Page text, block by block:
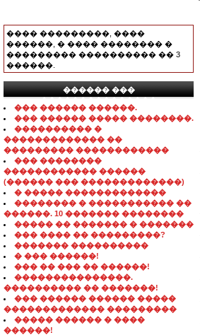
���� ���������, ����
������, � ���� �������� �
��������� ���������� �� 3
������.
������ ���
���������������
��� ������ ������.
��� ������ ����� ��������.
���������� �
������������� ��
��������� ������������
��� ��������
������������ ������
(������ ��� �������������)
� ����� �������������
�������� � ����������� ��
������. 10 ������� ��������
����� �� ������� � �������
��� ���� �� ���������?
������� ����������
� ��� ������!
��� �� ��� �� ������!
���������������.
���������� �� �������!
��� ������ ������ �����
������������� ���������
����� ������ � ����
������!